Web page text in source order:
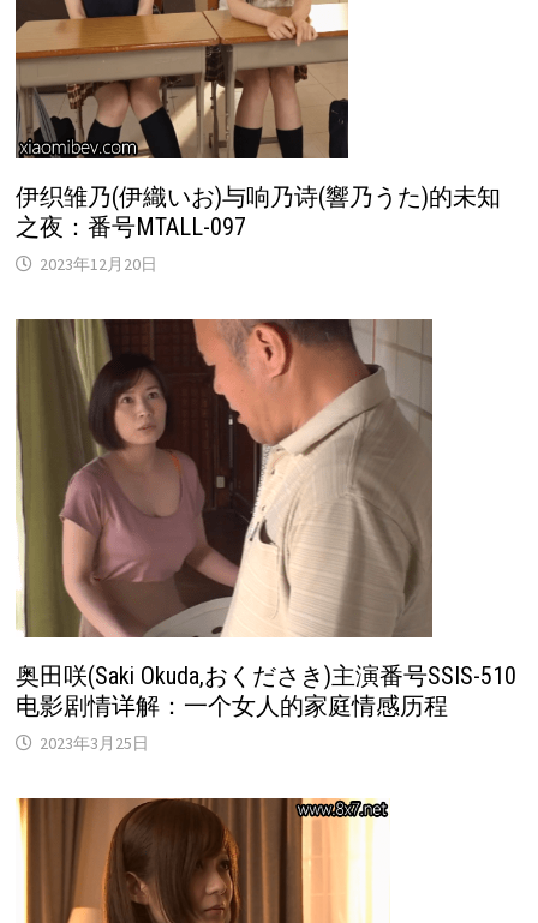
伊织雏乃(伊織いお)与响乃诗(響乃うた)的未知
之夜：番号MTALL-097
2023年12月20日
奥田咲(Saki Okuda,おくださき)主演番号SSIS-510
电影剧情详解：一个女人的家庭情感历程
2023年3月25日